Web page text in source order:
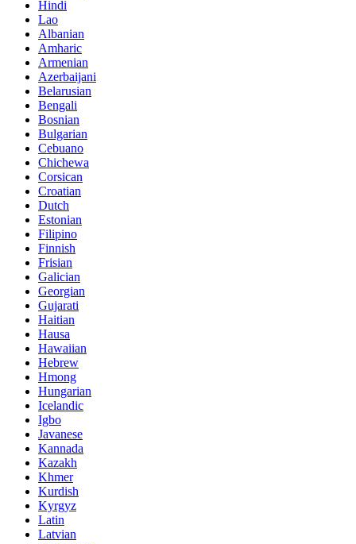
Hindi
Lao
Albanian
Amharic
Armenian
Azerbaijani
Belarusian
Bengali
Bosnian
Bulgarian
Cebuano
Chichewa
Corsican
Croatian
Dutch
Estonian
Filipino
Finnish
Frisian
Galician
Georgian
Gujarati
Haitian
Hausa
Hawaiian
Hebrew
Hmong
Hungarian
Icelandic
Igbo
Javanese
Kannada
Kazakh
Khmer
Kurdish
Kyrgyz
Latin
Latvian